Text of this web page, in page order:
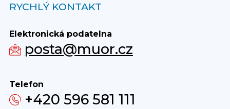
RYCHLÝ KONTAKT
Elektronická podatelna
posta@muor.cz
Telefon
+420 596 581 111